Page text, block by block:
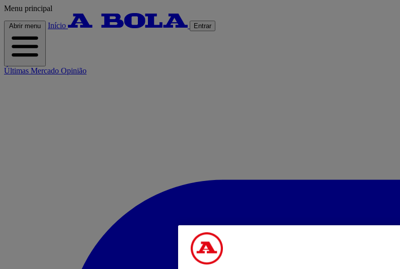
Menu principal
Abrir menu Início Entrar
Últimas Mercado Opinião